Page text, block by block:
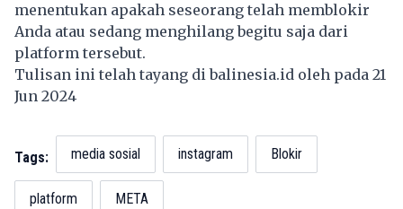
menentukan apakah seseorang telah memblokir
Anda atau sedang menghilang begitu saja dari
platform tersebut.
Tulisan ini telah tayang dibalinesia.id oleh pada 21
Jun 2024
Tags: media sosial instagram Blokir
platform META